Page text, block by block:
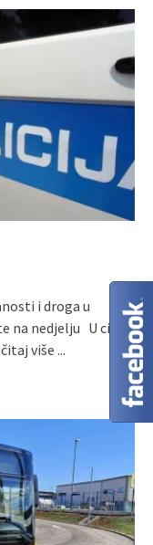
i droga u
na nedjelju U cilju
više ...